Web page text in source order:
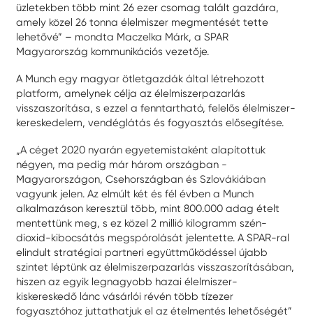
üzletekben több mint 26 ezer csomag talált gazdára,
amely közel 26 tonna élelmiszer megmentését tette
lehetővé” – mondta Maczelka Márk, a SPAR
Magyarország kommunikációs vezetője.
A Munch egy magyar ötletgazdák által létrehozott
platform, amelynek célja az élelmiszerpazarlás
visszaszorítása, s ezzel a fenntartható, felelős élelmiszer-
kereskedelem, vendéglátás és fogyasztás elősegítése.
„A céget 2020 nyarán egyetemistaként alapítottuk
négyen, ma pedig már három országban -
Magyarországon, Csehországban és Szlovákiában
vagyunk jelen. Az elmúlt két és fél évben a Munch
alkalmazáson keresztül több, mint 800.000 adag ételt
mentettünk meg, s ez közel 2 millió kilogramm szén-
dioxid-kibocsátás megspórolását jelentette. A SPAR-ral
elindult stratégiai partneri együttműködéssel újabb
szintet léptünk az élelmiszerpazarlás visszaszorításában,
hiszen az egyik legnagyobb hazai élelmiszer-
kiskereskedő lánc vásárlói révén több tízezer
fogyasztóhoz juttathatjuk el az ételmentés lehetőségét”